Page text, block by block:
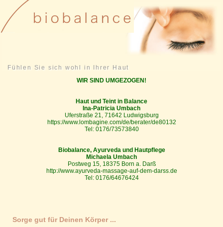
Fühlen Sie sich wohl in Ihrer Haut
WIR SIND UMGEZOGEN!
Haut und Teint in Balance
Ina-Patricia Umbach
Uferstraße 21, 71642 Ludwigsburg
https://www.lombagine.com/de/berater/de80132
Tel: 0176/73573840
Biobalance, Ayurveda und Hautpflege
Michaela Umbach
Postweg 15, 18375 Born a. Darß
http://www.ayurveda-massage-auf-dem-darss.de
Tel: 0176/64676424
Sorge gut für Deinen Körper ...